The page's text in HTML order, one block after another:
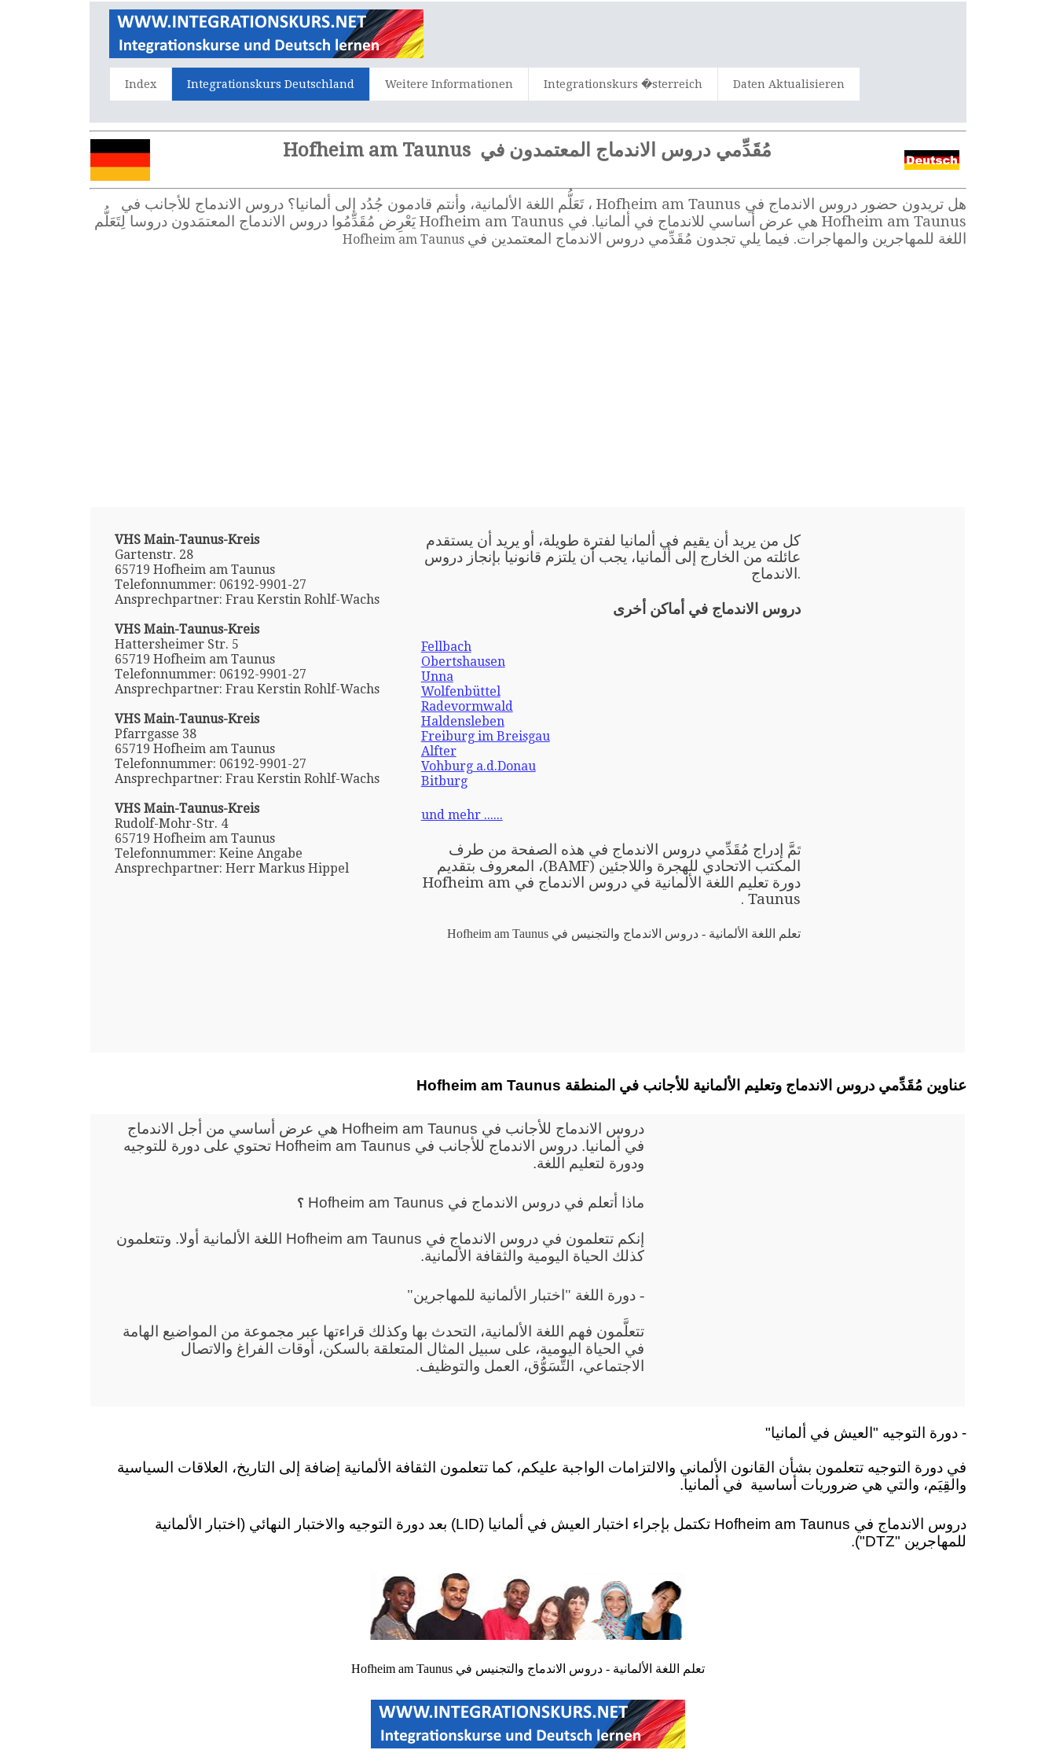
Index Integrationskurs Deutschland Weitere Informationen Integrationskurs �sterreich Daten Aktualisieren
مُقَدِّمي دروس الاندماج المعتمدون في Hofheim am Taunus
هل تريدون حضور دروس الاندماج في Hofheim am Taunus ، تَعَلُّم اللغة الألمانية، وأنتم قادمون جُدُد إلى ألمانيا؟ دروس الاندماج للأجانب في
Hofheim am Taunus هي عرض أساسي للاندماج في ألمانيا. في Hofheim am Taunus يَعْرِض مُقَدِّمُوا دروس الاندماج المعتمَدون دروسا لِتَعَلُّم
اللغة للمهاجرين والمهاجرات. فيما يلي تجدون مُقَدِّمي دروس الاندماج المعتمدين في Hofheim am Taunus
VHS Main-Taunus-Kreis
Gartenstr. 28
65719 Hofheim am Taunus
Telefonnummer: 06192-9901-27
Ansprechpartner: Frau Kerstin Rohlf-Wachs
VHS Main-Taunus-Kreis
Hattersheimer Str. 5
65719 Hofheim am Taunus
Telefonnummer: 06192-9901-27
Ansprechpartner: Frau Kerstin Rohlf-Wachs
VHS Main-Taunus-Kreis
Pfarrgasse 38
65719 Hofheim am Taunus
Telefonnummer: 06192-9901-27
Ansprechpartner: Frau Kerstin Rohlf-Wachs
VHS Main-Taunus-Kreis
Rudolf-Mohr-Str. 4
65719 Hofheim am Taunus
Telefonnummer: Keine Angabe
Ansprechpartner: Herr Markus Hippel
كل من يريد أن يقيم في ألمانيا لفترة طويلة، أو يريد أن يستقدم
عائلته من الخارج إلى ألمانيا، يجب أن يلتزم قانونيا بإنجاز دروس
الاندماج.
دروس الاندماج في أماكن أخرى
Fellbach
Obertshausen
Unna
Wolfenbüttel
Radevormwald
Haldensleben
Freiburg im Breisgau
Alfter
Vohburg a.d.Donau
Bitburg
und mehr ......
تَمَّ إدراج مُقَدِّمي دروس الاندماج في هذه الصفحة من طرف
المكتب الاتحادي للهجرة واللاجئين (BAMF)، المعروف بتقديم
دورة تعليم اللغة الألمانية في دروس الاندماج في Hofheim am
Taunus .
تعلم اللغة الألمانية - دروس الاندماج والتجنيس في Hofheim am Taunus
Hofheim am Taunus عناوين مُقَدِّمي دروس الاندماج وتعليم الألمانية للأجانب في المنطقة
دروس الاندماج للأجانب في Hofheim am Taunus هي عرض أساسي من أجل الاندماج
في ألمانيا. دروس الاندماج للأجانب في Hofheim am Taunus تحتوي على دورة للتوجيه
ودورة لتعليم اللغة.
ماذا أتعلم في دروس الاندماج في Hofheim am Taunus ؟
إنكم تتعلمون في دروس الاندماج في Hofheim am Taunus اللغة الألمانية أولا. وتتعلمون
كذلك الحياة اليومية والثقافة الألمانية.
- دورة اللغة "اختبار الألمانية للمهاجرين"
تتعلَّمون فهم اللغة الألمانية، التحدث بها وكذلك قراءتها عبر مجموعة من المواضيع الهامة
في الحياة اليومية، على سبيل المثال المتعلقة بالسكن، أوقات الفراغ والاتصال
الاجتماعي، التَّسَوُّق، العمل والتوظيف.
- دورة التوجيه "العيش في ألمانيا"
في دورة التوجيه تتعلمون بشأن القانون الألماني والالتزامات الواجبة عليكم، كما تتعلمون الثقافة الألمانية إضافة إلى التاريخ، العلاقات السياسية
والقِيَم، والتي هي ضروريات أساسية في ألمانيا.
دروس الاندماج في Hofheim am Taunus تكتمل بإجراء اختبار العيش في ألمانيا (LID) بعد دورة التوجيه والاختبار النهائي (اختبار الألمانية
للمهاجرين "DTZ").
تعلم اللغة الألمانية - دروس الاندماج والتجنيس في Hofheim am Taunus